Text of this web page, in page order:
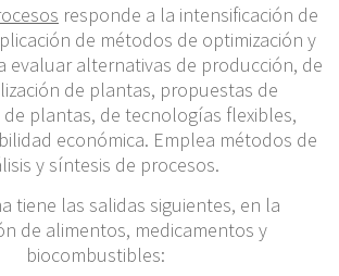
responde a la intensificación de
de métodos de optimización y
evaluar alternativas de producción, de
de plantas, propuestas de
plantas, de tecnologías flexibles,
económica. Emplea métodos de
y síntesis de procesos.
tiene las salidas siguientes, en la
de alimentos, medicamentos y
biocombustibles: